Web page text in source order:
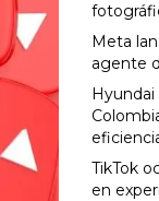
Meta
agente
Hyundai
TikTok
en